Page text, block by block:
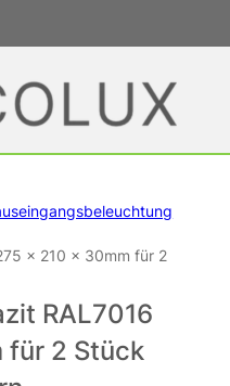
x 210 x 30mm für 2
RAL7016
für 2 Stück